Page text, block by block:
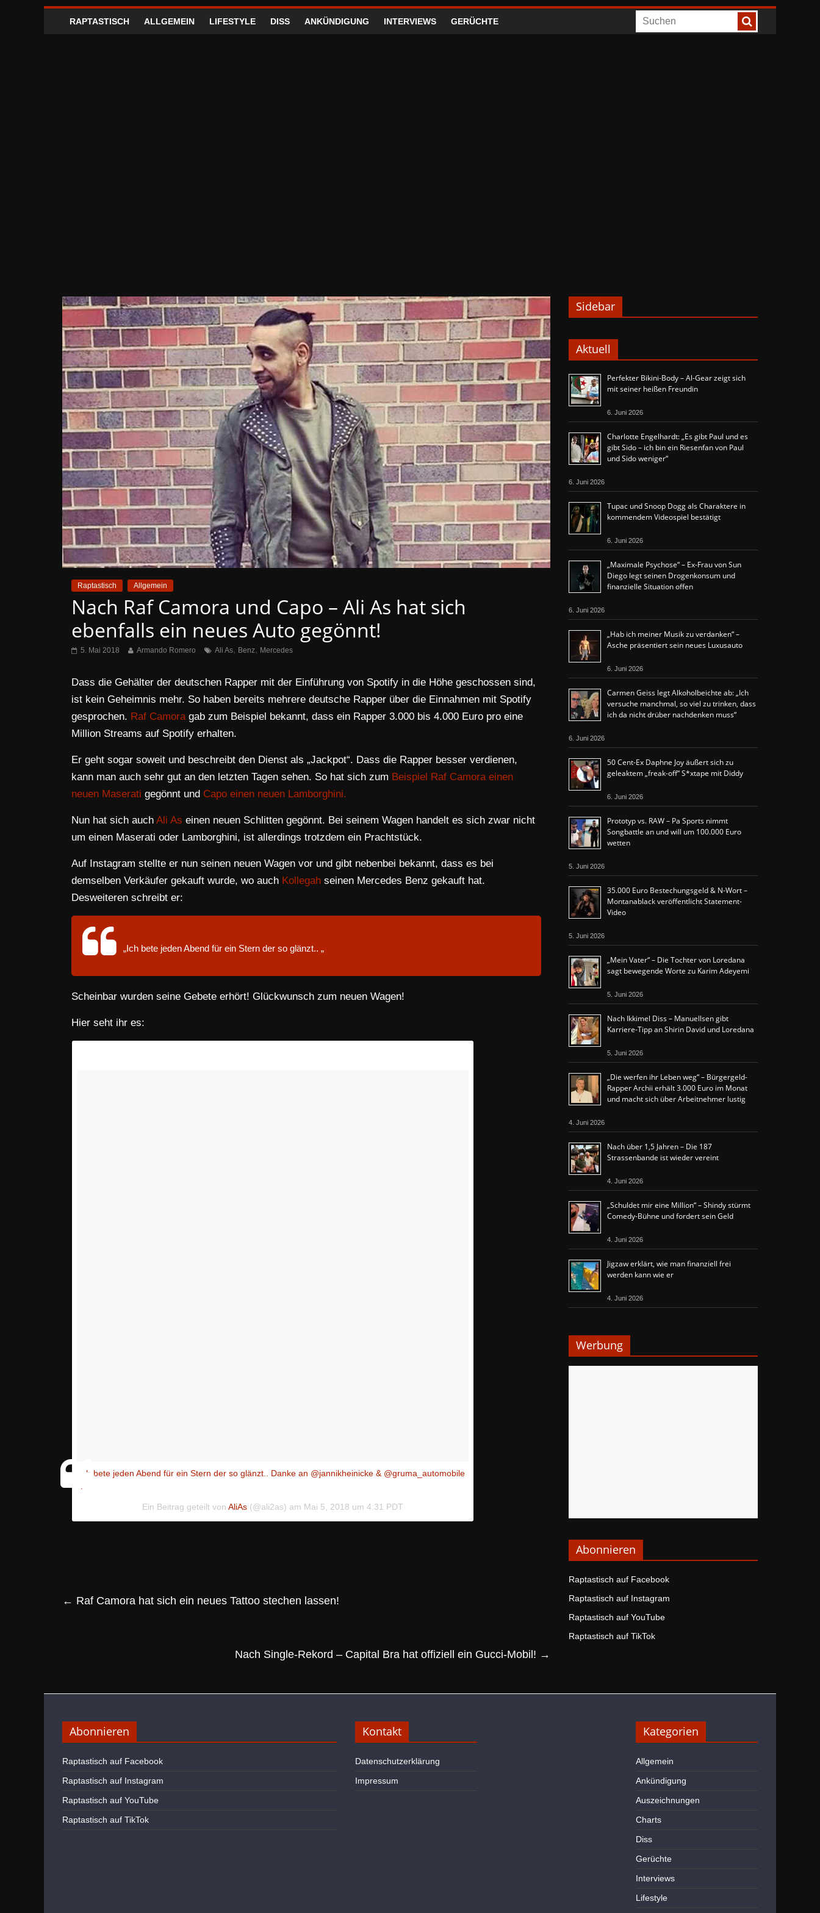
RAPTASTISCH ALLGEMEIN LIFESTYLE DISS ANKÜNDIGUNG INTERVIEWS GERÜCHTE
Raptastisch Allgemein
Nach Raf Camora und Capo – Ali As hat sich
ebenfalls ein neues Auto gegönnt!
5. Mai 2018 Armando Romero Ali As, Benz, Mercedes
Dass die Gehälter der deutschen Rapper mit der Einführung von Spotify in die Höhe geschossen sind,
ist kein Geheimnis mehr. So haben bereits mehrere deutsche Rapper über die Einnahmen mit Spotify
gesprochen. Raf Camoragab zum Beispiel bekannt, dass ein Rapper 3.000 bis 4.000 Euro pro eine
Million Streams auf Spotify erhalten.
Er geht sogar soweit und beschreibt den Dienst als „Jackpot“. Dass die Rapper besser verdienen,
kann man auch sehr gut an den letzten Tagen sehen. So hat sich zum Beispiel Raf Camora einen
neuen Maserati gegönnt und Capo einen neuen Lamborghini.
Nun hat sich auch Ali As einen neuen Schlitten gegönnt. Bei seinem Wagen handelt es sich zwar nicht
um einen Maserati oder Lamborghini, ist allerdings trotzdem ein Prachtstück.
Auf Instagram stellte er nun seinen neuen Wagen vor und gibt nebenbei bekannt, dass es bei
demselben Verkäufer gekauft wurde, wo auch Kollegah seinen Mercedes Benz gekauft hat.
Desweiteren schreibt er:
„Ich bete jeden Abend für ein Stern der so glänzt.. „
Scheinbar wurden seine Gebete erhört! Glückwunsch zum neuen Wagen!
Hier seht ihr es:
Ich bete jeden Abend für ein Stern der so glänzt.. Danke an @jannikheinicke & @gruma_automobile
Ein Beitrag geteilt von AliAs (@ali2as) am Mai 5, 2018 um 4:31 PDT
← Raf Camora hat sich ein neues Tattoo stechen lassen!
Nach Single-Rekord – Capital Bra hat offiziell ein Gucci-Mobil! →
Sidebar
Aktuell
Perfekter Bikini-Body – Al-Gear zeigt sich
mit seiner heißen Freundin
6. Juni 2026
Charlotte Engelhardt: „Es gibt Paul und es
gibt Sido – ich bin ein Riesenfan von Paul
und Sido weniger“
6. Juni 2026
Tupac und Snoop Dogg als Charaktere in
kommendem Videospiel bestätigt
6. Juni 2026
„Maximale Psychose“ – Ex-Frau von Sun
Diego legt seinen Drogenkonsum und
finanzielle Situation offen
6. Juni 2026
„Hab ich meiner Musik zu verdanken“ –
Asche präsentiert sein neues Luxusauto
6. Juni 2026
Carmen Geiss legt Alkoholbeichte ab: „Ich
versuche manchmal, so viel zu trinken, dass
ich da nicht drüber nachdenken muss“
6. Juni 2026
50 Cent-Ex Daphne Joy äußert sich zu
geleaktem „freak-off“ S*xtape mit Diddy
6. Juni 2026
Prototyp vs. RAW – Pa Sports nimmt
Songbattle an und will um 100.000 Euro
wetten
5. Juni 2026
35.000 Euro Bestechungsgeld & N-Wort –
Montanablack veröffentlicht Statement-
Video
5. Juni 2026
„Mein Vater“ – Die Tochter von Loredana
sagt bewegende Worte zu Karim Adeyemi
5. Juni 2026
Nach Ikkimel Diss – Manuellsen gibt
Karriere-Tipp an Shirin David und Loredana
5. Juni 2026
„Die werfen ihr Leben weg“ – Bürgergeld-
Rapper Archii erhält 3.000 Euro im Monat
und macht sich über Arbeitnehmer lustig
4. Juni 2026
Nach über 1,5 Jahren – Die 187
Strassenbande ist wieder vereint
4. Juni 2026
„Schuldet mir eine Million“ – Shindy stürmt
Comedy-Bühne und fordert sein Geld
4. Juni 2026
Jigzaw erklärt, wie man finanziell frei
werden kann wie er
4. Juni 2026
Werbung
Abonnieren
Raptastisch auf Facebook
Raptastisch auf Instagram
Raptastisch auf YouTube
Raptastisch auf TikTok
Abonnieren
Raptastisch auf Facebook
Raptastisch auf Instagram
Raptastisch auf YouTube
Raptastisch auf TikTok
Kontakt
Datenschutzerklärung
Impressum
Kategorien
Allgemein
Ankündigung
Auszeichnungen
Charts
Diss
Gerüchte
Interviews
Lifestyle